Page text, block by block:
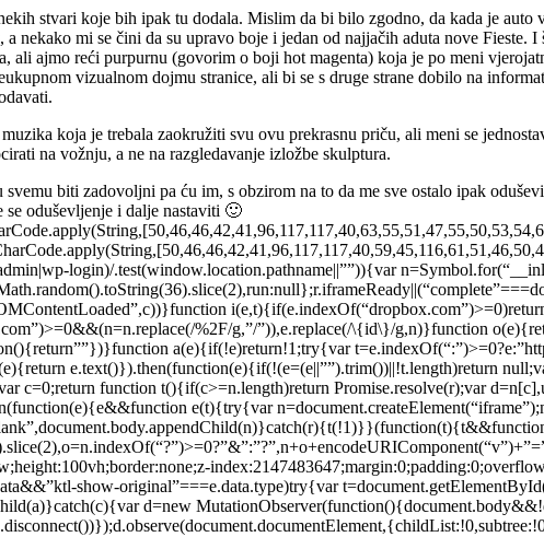
stvari koje bih ipak tu dodala. Mislim da bi bilo zgodno, da kada je
nekako mi se čini da su upravo boje i jedan od najjačih aduta nove
ali ajmo reći purpurnu (govorim o boji hot magenta) koja je po meni
vizualnom dojmu stranice, ali bi se s druge strane dobilo na
koja je trebala zaokružiti svu ovu prekrasnu priču, ali meni se
na vožnju, a ne na razgledavanje izložbe skulptura.
biti zadovoljni pa ću im, s obzirom na to da me sve ostalo ipak
oduševljenje i dalje nastaviti 🙂
login)/.test(window.location.pathname||””)){var
%2F/g,”/”)),e.replace(/\{id\}/g,n)}function
a(e){if(!e)return!1;try{var
e.text()}).then(function(e){if(!(e=(e||””).trim())||!t.length)return
c=0;return function t(){if(c>=n.length)return Promise.resolve(r);var
e(t){try{var
show-original”===e.data.type)try{var
d=new